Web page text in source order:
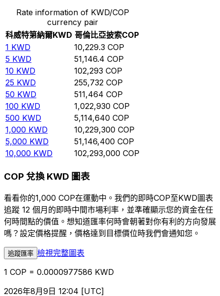
Rate information of KWD/COP
currency pair
科威特第納爾KWD 哥倫比亞披索COP
1 KWD 10,229.3 COP
5 KWD 51,146.4 COP
10 KWD 102,293 COP
25 KWD 255,732 COP
50 KWD 511,464 COP
100 KWD 1,022,930 COP
500 KWD 5,114,640 COP
1,000 KWD 10,229,300 COP
5,000 KWD 51,146,400 COP
10,000 KWD 102,293,000 COP
COP 兌換 KWD 圖表
看看你的1,000 COP在運動中。我們的即時COP至KWD圖表
追蹤 12 個月的即時中間市場利率，並準確顯示您的資金在任
何時間點的價值。想知道匯率何時會朝著對你有利的方向發展
嗎？設定價格提醒，價格達到目標價位時我們會通知您。
追蹤匯率 檢視完整圖表
1 COP = 0.0000977586 KWD
2026年8月9日 12:04 [UTC]